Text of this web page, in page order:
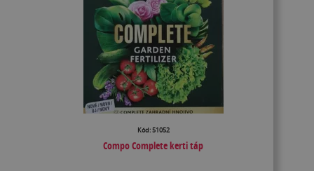
Kód: 51052
Compo Complete kerti táp